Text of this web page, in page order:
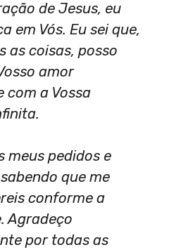
de Jesus, eu
em Vós. Eu sei que,
as coisas, posso
amor
com a Vossa
meus pedidos e
que me
conforme a
Agradeço
por todas as